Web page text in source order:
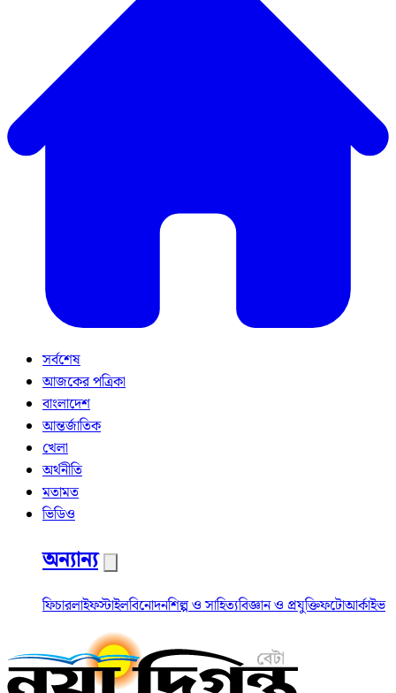
সর্বশেষ
আজকের পত্রিকা
বাংলাদেশ
আন্তর্জাতিক
খেলা
অর্থনীতি
মতামত
ভিডিও
অন্যান্য
ফিচারলাইফস্টাইলবিনোদনশিল্প ও সাহিত্যবিজ্ঞান ও প্রযুক্তিফটোআর্কাইভ